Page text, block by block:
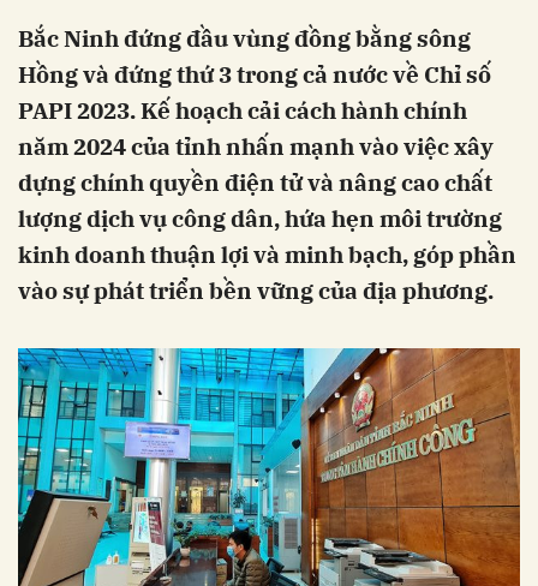
Bắc Ninh đứng đầu vùng đồng bằng sông
Hồng và đứng thứ 3 trong cả nước về Chỉ số
PAPI 2023. Kế hoạch cải cách hành chính
năm 2024 của tỉnh nhấn mạnh vào việc xây
dựng chính quyền điện tử và nâng cao chất
lượng dịch vụ công dân, hứa hẹn môi trường
kinh doanh thuận lợi và minh bạch, góp phần
vào sự phát triển bền vững của địa phương.